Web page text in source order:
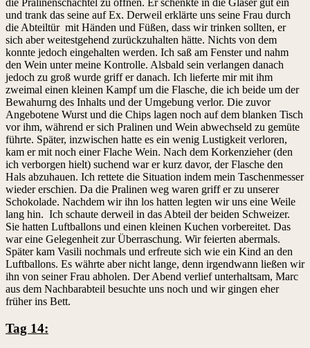
die Pralinenschachtel zu öffnen. Er schenkte in die Gläser gut ein
und trank das seine auf Ex. Derweil erklärte uns seine Frau durch
die Abteiltür mit Händen und Füßen, dass wir trinken sollten, er
sich aber weitestgehend zurückzuhalten hätte. Nichts von dem
konnte jedoch eingehalten werden. Ich saß am Fenster und nahm
den Wein unter meine Kontrolle. Alsbald sein verlangen danach
jedoch zu groß wurde griff er danach. Ich lieferte mir mit ihm
zweimal einen kleinen Kampf um die Flasche, die ich beide um der
Bewahurng des Inhalts und der Umgebung verlor. Die zuvor
Angebotene Wurst und die Chips lagen noch auf dem blanken Tisch
vor ihm, während er sich Pralinen und Wein abwechseld zu gemüte
führte. Später, inzwischen hatte es ein wenig Lustigkeit verloren,
kam er mit noch einer Flache Wein. Nach dem Korkenzieher (den
ich verborgen hielt) suchend war er kurz davor, der Flasche den
Hals abzuhauen. Ich rettete die Situation indem mein Taschenmesser
wieder erschien. Da die Pralinen weg waren griff er zu unserer
Schokolade. Nachdem wir ihn los hatten legten wir uns eine Weile
lang hin. Ich schaute derweil in das Abteil der beiden Schweizer.
Sie hatten Luftballons und einen kleinen Kuchen vorbereitet. Das
war eine Gelegenheit zur Überraschung. Wir feierten abermals.
Später kam Vasili nochmals und erfreute sich wie ein Kind an den
Luftballons. Es währte aber nicht lange, denn irgendwann ließen wir
ihn von seiner Frau abholen. Der Abend verlief unterhaltsam, Marc
aus dem Nachbarabteil besuchte uns noch und wir gingen eher
früher ins Bett.
Tag 14: